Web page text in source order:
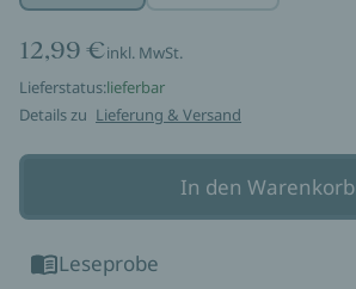
12,99 €inkl. MwSt.
Lieferstatus:lieferbar
Details zu Lieferung & Versand
In den Warenkorb
Leseprobe